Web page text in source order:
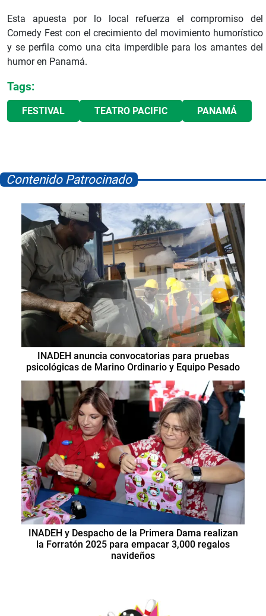
Esta apuesta por lo local refuerza el compromiso del
Comedy Fest con el crecimiento del movimiento humorístico
y se perfila como una cita imperdible para los amantes del
humor en Panamá.
Tags:
FESTIVAL TEATRO PACIFIC PANAMÁ
Contenido Patrocinado
INADEH anuncia convocatorias para pruebas
psicológicas de Marino Ordinario y Equipo Pesado
INADEH y Despacho de la Primera Dama realizan
la Forratón 2025 para empacar 3,000 regalos
navideños